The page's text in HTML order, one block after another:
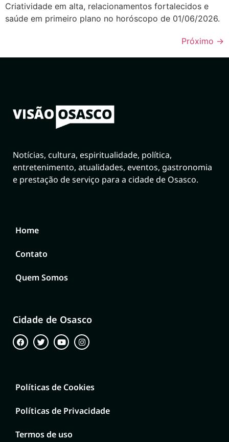
Criatividade em alta, relacionamentos fortalecidos e
saúde em primeiro plano no horóscopo de 01/06/2026.
Próximo →
Notícias, cultura, espiritualidade, política,
entretenimento, atualidades, eventos, gastronomia
e prestação de serviço para a cidade de Osasco.
Home
Contato
Quem Somos
Cidade de Osasco
Políticas de Cookies
Políticas de Privacidade
Termos de uso